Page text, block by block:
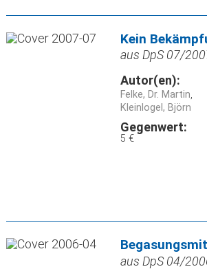
Kein
aus DpS 07/
Autor(en):
Felke, Dr. Martin
Kleinlogel, Björn
Gegenwert:
5 €
aus DpS 04/